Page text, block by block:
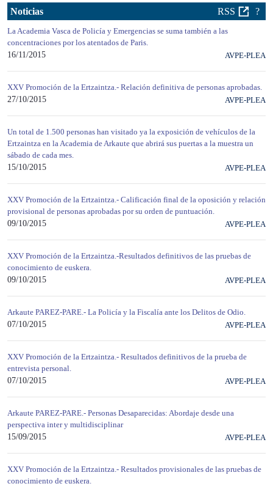
Noticias RSS ?
La Academia Vasca de Policía y Emergencias se suma también a las
concentraciones por los atentados de Paris.
16/11/2015
AVPE-PLEA
XXV Promoción de la Ertzaintza.- Relación definitiva de personas aprobadas.
27/10/2015
AVPE-PLEA
Un total de 1.500 personas han visitado ya la exposición de vehículos de la
Ertzaintza en la Academia de Arkaute que abrirá sus puertas a la muestra un
sábado de cada mes.
15/10/2015
AVPE-PLEA
XXV Promoción de la Ertzaintza.- Calificación final de la oposición y relación
provisional de personas aprobadas por su orden de puntuación.
09/10/2015
AVPE-PLEA
XXV Promoción de la Ertzaintza.-Resultados definitivos de las pruebas de
conocimiento de euskera.
09/10/2015
AVPE-PLEA
Arkaute PAREZ-PARE.- La Policía y la Fiscalía ante los Delitos de Odio.
07/10/2015
AVPE-PLEA
XXV Promoción de la Ertzaintza.- Resultados definitivos de la prueba de
entrevista personal.
07/10/2015
AVPE-PLEA
Arkaute PAREZ-PARE.- Personas Desaparecidas: Abordaje desde una
perspectiva inter y multidisciplinar
15/09/2015
AVPE-PLEA
XXV Promoción de la Ertzaintza.- Resultados provisionales de las pruebas de
conocimiento de euskera.